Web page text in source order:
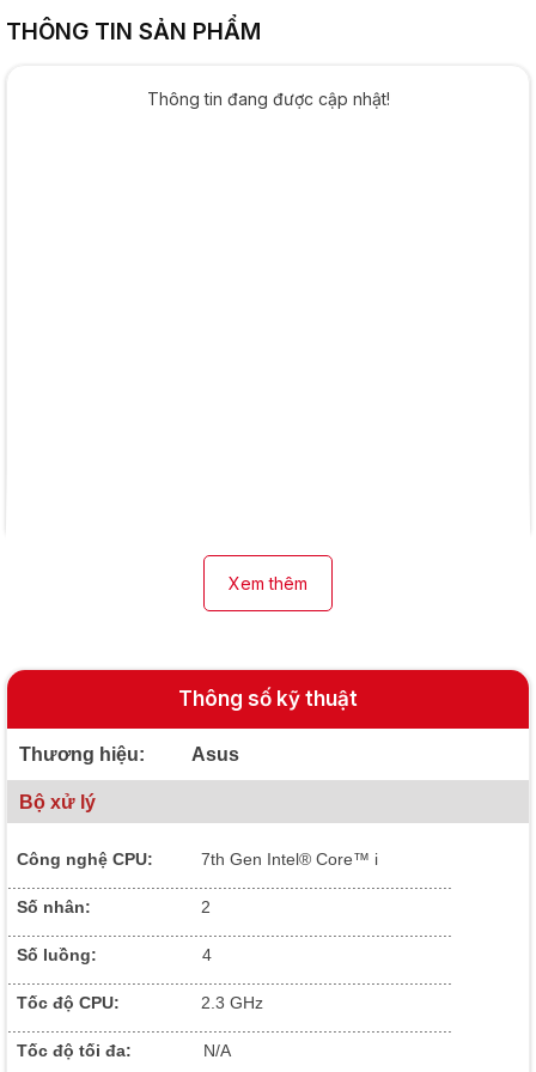
THÔNG TIN SẢN PHẨM
Thông tin đang được cập nhật!
Xem thêm
Thông số kỹ thuật
Thương hiệu: Asus
Bộ xử lý
Công nghệ CPU: 7th Gen Intel® Core™ i
Số nhân:
2
Số luồng: 4
Tốc độ CPU: 2.3 GHz
Tốc độ tối đa: N/A